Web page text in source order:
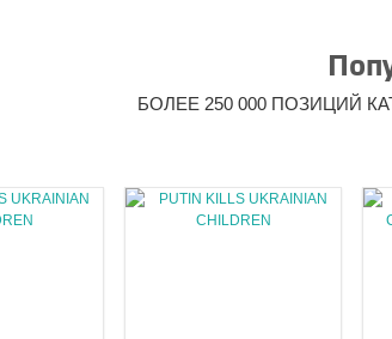
БОЛЕЕ 250 000 ПОЗИЦИЙ